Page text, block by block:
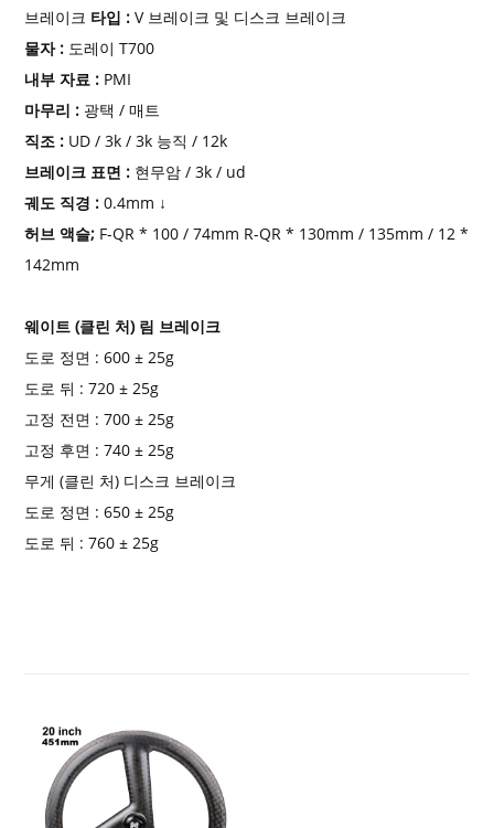
브레이크 타입 :V 브레이크 및 디스크 브레이크
물자 : 도레이 T700
내부 자료 : PMI
마무리 : 광택 / 매트
직조 : UD / 3k / 3k 능직 / 12k
브레이크 표면 : 현무암 / 3k / ud
궤도 직경 : 0.4mm ↓
허브 액슬; F-QR * 100 / 74mm R-QR * 130mm / 135mm / 12 *
142mm
웨이트 (클린 처) 림 브레이크
도로 정면 : 600±25g
도로 뒤 : 720±25g
고정 전면 : 700±25g
고정 후면 : 740±25g
무게 (클린 처) 디스크 브레이크
도로 정면 : 650±25g
도로 뒤 : 760±25g